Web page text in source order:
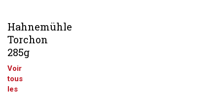
Hahnemühle
Torchon
285g
Voir
tous
les